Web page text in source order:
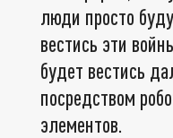
люди просто
вестись эти
будет вестись
посредством
элементов.